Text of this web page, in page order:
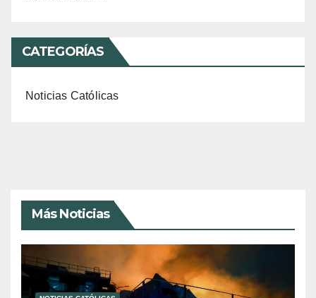
CATEGORÍAS
Noticias Católicas
Más Noticias